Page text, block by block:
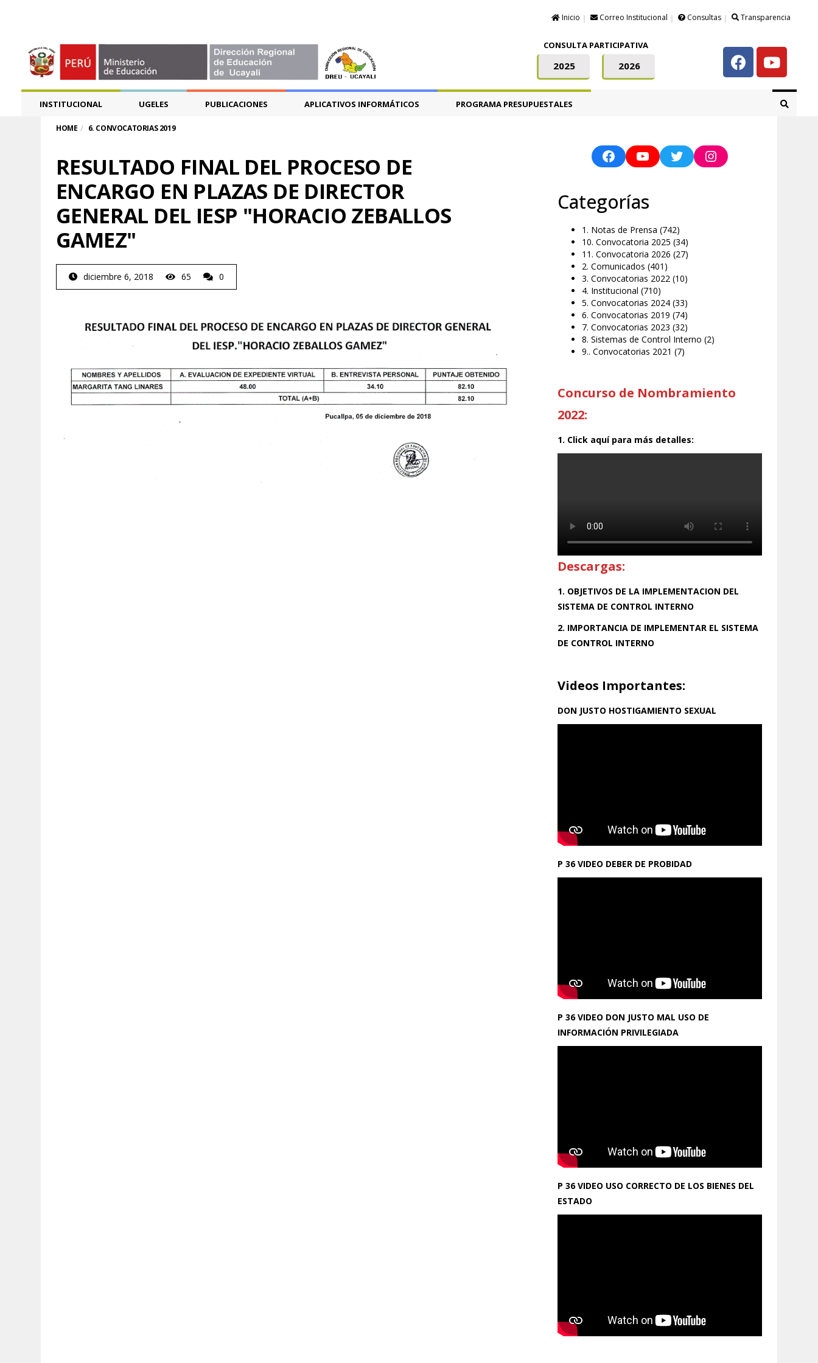
Inicio Correo Institucional Consultas Transparencia
CONSULTA PARTICIPATIVA
2025 2026
INSTITUCIONAL UGELES PUBLICACIONES APLICATIVOS INFORMÁTICOS PROGRAMA PRESUPUESTALES
HOME 6. CONVOCATORIAS 2019
RESULTADO FINAL DEL PROCESO DE
ENCARGO EN PLAZAS DE DIRECTOR
GENERAL DEL IESP "HORACIO ZEBALLOS
GAMEZ"
diciembre 6, 2018 65 0
Categorías
1. Notas de Prensa (742)
10. Convocatoria 2025 (34)
11. Convocatoria 2026 (27)
2. Comunicados (401)
3. Convocatorias 2022 (10)
4. Institucional (710)
5. Convocatorias 2024 (33)
6. Convocatorias 2019 (74)
7. Convocatorias 2023 (32)
8. Sistemas de Control Interno (2)
9.. Convocatorias 2021 (7)
Concurso de Nombramiento
2022:
1. Click aquí para más detalles:
Descargas:
1. OBJETIVOS DE LA IMPLEMENTACION DEL
SISTEMA DE CONTROL INTERNO
2. IMPORTANCIA DE IMPLEMENTAR EL SISTEMA
DE CONTROL INTERNO
Videos Importantes:
DON JUSTO HOSTIGAMIENTO SEXUAL
P 36 VIDEO DEBER DE PROBIDAD
P 36 VIDEO DON JUSTO MAL USO DE
INFORMACIÓN PRIVILEGIADA
P 36 VIDEO USO CORRECTO DE LOS BIENES DEL
ESTADO